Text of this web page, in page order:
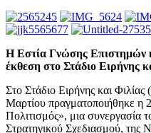
Η Εστία Γνώσης Επιστημών
έκθεση στο Στάδιο Ειρήνης
Στο Στάδιο Ειρήνης και
Μαρτίου πραγματοποιήθηκε η
Πολιτισμός», μια συνεργασία
Στρατηγικού Σχεδιασμού, της